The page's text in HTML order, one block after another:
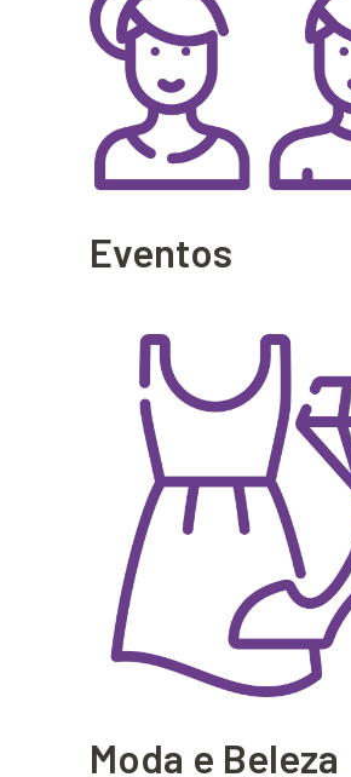
Eventos
Moda e Beleza